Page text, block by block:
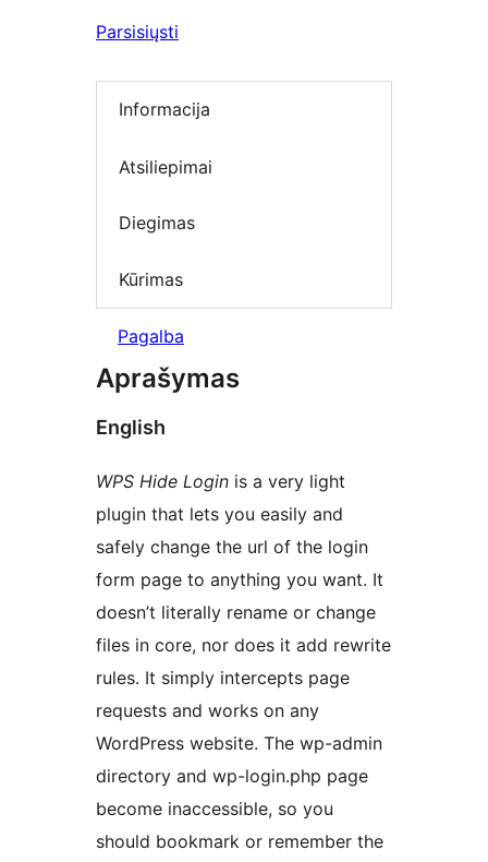
Parsisiųsti
Informacija
Atsiliepimai
Diegimas
Kūrimas
Pagalba
Aprašymas
English
WPS Hide Login is a very light
plugin that lets you easily and
safely change the url of the login
form page to anything you want. It
doesn’t literally rename or change
files in core, nor does it add rewrite
rules. It simply intercepts page
requests and works on any
WordPress website. The wp-admin
directory and wp-login.php page
become inaccessible, so you
should bookmark or remember the